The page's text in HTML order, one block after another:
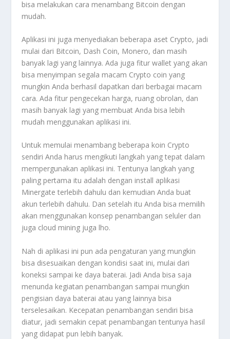
bisa melakukan cara menambang Bitcoin dengan
mudah.
Aplikasi ini juga menyediakan beberapa aset Crypto, jadi
mulai dari Bitcoin, Dash Coin, Monero, dan masih
banyak lagi yang lainnya. Ada juga fitur wallet yang akan
bisa menyimpan segala macam Crypto coin yang
mungkin Anda berhasil dapatkan dari berbagai macam
cara. Ada fitur pengecekan harga, ruang obrolan, dan
masih banyak lagi yang membuat Anda bisa lebih
mudah menggunakan aplikasi ini.
Untuk memulai menambang beberapa koin Crypto
sendiri Anda harus mengikuti langkah yang tepat dalam
mempergunakan aplikasi ini. Tentunya langkah yang
paling pertama itu adalah dengan install aplikasi
Minergate terlebih dahulu dan kemudian Anda buat
akun terlebih dahulu. Dan setelah itu Anda bisa memilih
akan menggunakan konsep penambangan seluler dan
juga cloud mining juga lho.
Nah di aplikasi ini pun ada pengaturan yang mungkin
bisa disesuaikan dengan kondisi saat ini, mulai dari
koneksi sampai ke daya baterai. Jadi Anda bisa saja
menunda kegiatan penambangan sampai mungkin
pengisian daya baterai atau yang lainnya bisa
terselesaikan. Kecepatan penambangan sendiri bisa
diatur, jadi semakin cepat penambangan tentunya hasil
yang didapat pun lebih banyak.